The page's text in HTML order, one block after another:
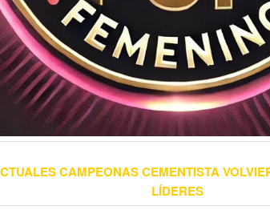
CAMPEONAS CEMENTISTA
LÍDERES